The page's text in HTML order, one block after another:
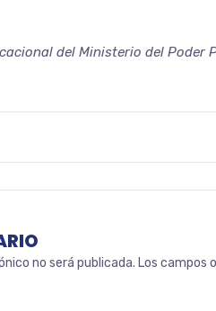
del Ministerio del
no será publicada. Los campos